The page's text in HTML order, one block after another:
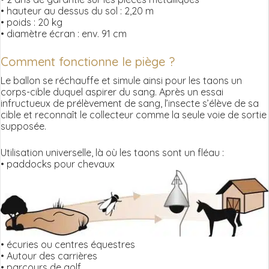
• hauteur au dessus du sol : 2,20 m
• poids : 20 kg
• diamètre écran : env. 91 cm
Comment fonctionne le piège ?
Le ballon se réchauffe et simule ainsi pour les taons un
corps-cible duquel aspirer du sang. Après un essai
infructueux de prélèvement de sang, l’insecte s’élève de sa
cible et reconnaît le collecteur comme la seule voie de sortie
supposée.
Utilisation universelle, là où les taons sont un fléau :
• paddocks pour chevaux
• écuries ou centres équestres
• Autour des carrières